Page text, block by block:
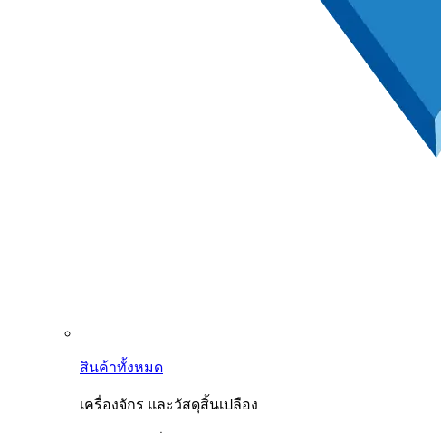
สินค้าทั้งหมด
เครื่องจักร และวัสดุสิ้นเปลือง